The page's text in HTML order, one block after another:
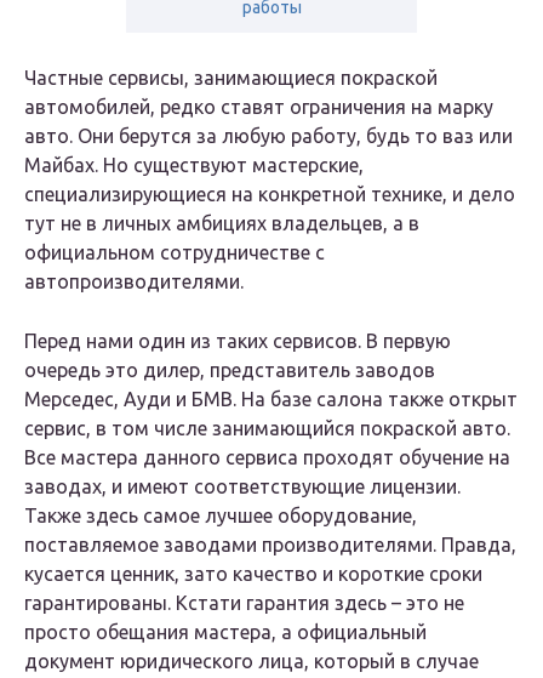
работы
Частные сервисы, занимающиеся покраской
автомобилей, редко ставят ограничения на марку
авто. Они берутся за любую работу, будь то ваз или
Майбах. Но существуют мастерские,
специализирующиеся на конкретной технике, и дело
тут не в личных амбициях владельцев, а в
официальном сотрудничестве с
автопроизводителями.
Перед нами один из таких сервисов. В первую
очередь это дилер, представитель заводов
Мерседес, Ауди и БМВ. На базе салона также открыт
сервис, в том числе занимающийся покраской авто.
Все мастера данного сервиса проходят обучение на
заводах, и имеют соответствующие лицензии.
Также здесь самое лучшее оборудование,
поставляемое заводами производителями. Правда,
кусается ценник, зато качество и короткие сроки
гарантированы. Кстати гарантия здесь – это не
просто обещания мастера, а официальный
документ юридического лица, который в случае